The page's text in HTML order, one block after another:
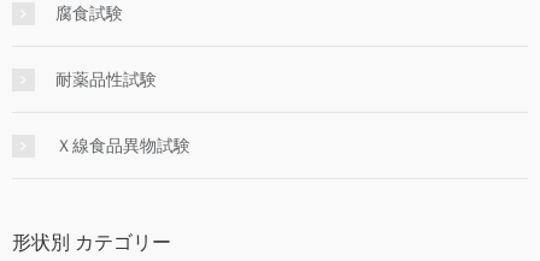
腐食試験
耐薬品性試験
Ｘ線食品異物試験
形状別 カテゴリー